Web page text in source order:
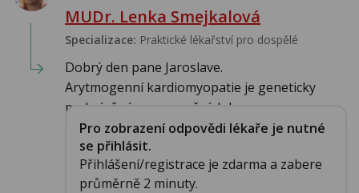
MUDr. Lenka Smejkalová
Specializace: Praktické lékařství pro dospělé
Dobrý den pane Jaroslave.
Arytmogenní kardiomyopatie je geneticky
podmíněné onemocnění, kdy ...
Pro zobrazení odpovědi lékaře je nutné
se přihlásit.
Přihlášení/registrace je zdarma a zabere
průměrně 2 minuty.